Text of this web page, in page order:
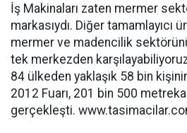
İş Makinaları zaten mermer
markasıydı. Diğer tamamlayıcı
mermer ve madencilik
tek merkezden
84 ülkeden yaklaşık 58 bin
2012 Fuarı, 201 bin 500
gerçekleşti.